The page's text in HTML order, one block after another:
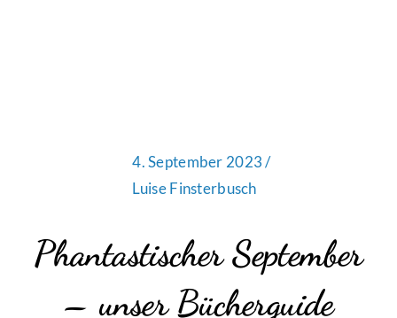
4. September 2023 /
Luise Finsterbusch
Phantastischer September
– unser Bücherguide